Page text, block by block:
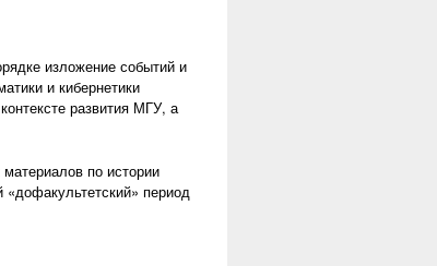
изложение событий и
и кибернетики
развития МГУ, а
по истории
период